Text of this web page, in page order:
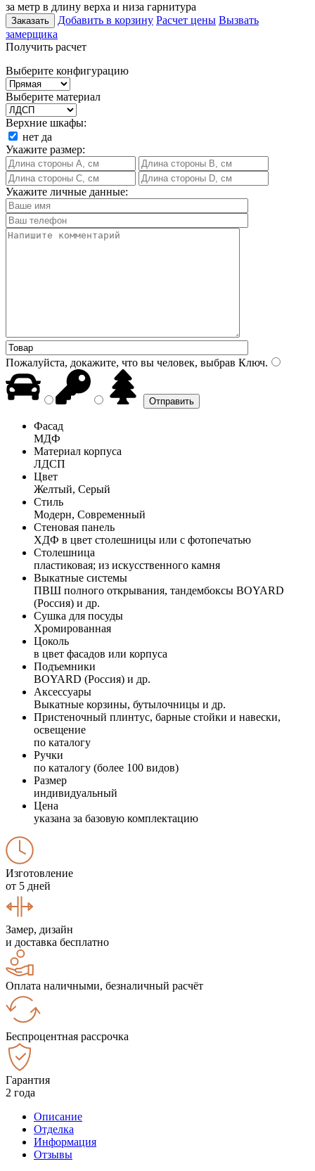
за метр в длину верха и низа гарнитура
Заказать Добавить в корзину Расчет цены Вызвать
замерщика
Получить расчет
Выберите конфигурацию
Выберите материал
Верхние шкафы:
нет да
Укажите размер:
Укажите личные данные:
Пожалуйста, докажите, что вы человек, выбрав Ключ.
Фасад
МДФ
Материал корпуса
ЛДСП
Цвет
Желтый, Серый
Стиль
Модерн, Современный
Стеновая панель
ХДФ в цвет столешницы или с фотопечатью
Столешница
пластиковая; из искусственного камня
Выкатные системы
ПВШ полного открывания, тандембоксы BOYARD
(Россия) и др.
Сушка для посуды
Хромированная
Цоколь
в цвет фасадов или корпуса
Подъемники
BOYARD (Россия) и др.
Аксессуары
Выкатные корзины, бутылочницы и др.
Пристеночный плинтус, барные стойки и навески,
освещение
по каталогу
Ручки
по каталогу (более 100 видов)
Размер
индивидуальный
Цена
указана за базовую комплектацию
Изготовление
от 5 дней
Замер, дизайн
и доставка бесплатно
Оплата наличными, безналичный расчёт
Беспроцентная рассрочка
Гарантия
2 года
Описание
Отделка
Информация
Отзывы